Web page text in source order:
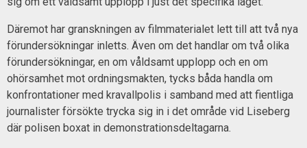
Däremot har granskningen av filmmaterialet lett till att två nya
förundersökningar inletts. Även om det handlar om två olika
förundersökningar, en om våldsamt upplopp och en om
ohörsamhet mot ordningsmakten, tycks båda handla om
konfrontationer med kravallpolis i samband med att fientliga
journalister försökte trycka sig in i det område vid Liseberg
där polisen boxat in demonstrationsdeltagarna.